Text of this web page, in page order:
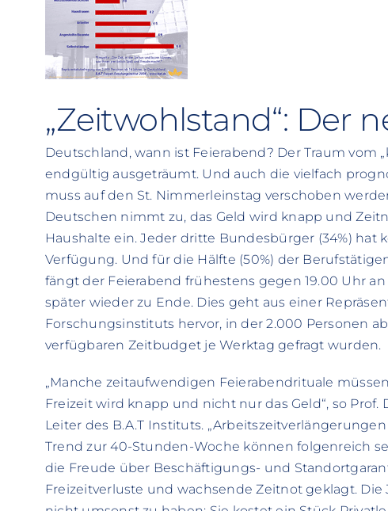
„Zeitwohlstand“: Der
Deutschland, wann ist Feierabend? Der Traum vom
endgültig ausgeträumt. Und auch die vielfach
muss auf den St. Nimmerleinstag verschoben
Deutschen nimmt zu, das Geld wird knapp und
Haushalte ein. Jeder dritte Bundesbürger (34%) hat
Verfügung. Und für die Hälfte (50%) der
fängt der Feierabend frühestens gegen 19.00 Uhr
später wieder zu Ende. Dies geht aus einer
Forschungsinstituts hervor, in der 2.000 Personen
verfügbaren Zeitbudget je Werktag gefragt wurden.
„Manche zeitaufwendigen Feierabendrituale
Freizeit wird knapp und nicht nur das Geld“, so Prof.
Leiter des B.A.T Instituts.
Trend zur 40-Stunden-Woche können folgenreich
die Freude über Beschäftigungs- und
Freizeitverluste und wachsende Zeitnot geklagt.